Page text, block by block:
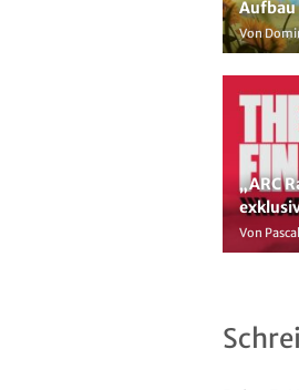
Aufbau
Von
„ARC
Von Pascal